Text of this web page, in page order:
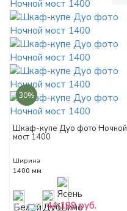
30%
Шкаф-купе Дуо фото Ночной
мост 1400
Ширина
1400 мм
44 189 руб.